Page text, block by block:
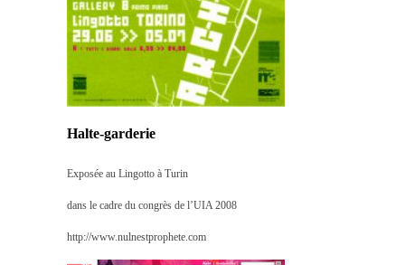
Halte-garderie
Exposée au Lingotto à Turin
dans le cadre du congrès de l’UIA 2008
http://www.nulnestprophete.com